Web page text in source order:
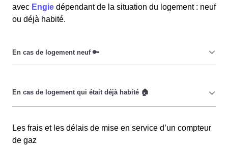
avec Engie dépendant de la situation du logement : neuf
ou déjà habité.
Teillacois doivent tout d’abordraccorder
leur logement
Il convient de contacterGRDF pour connecter sa maison
à Teillay au réseau de gaz naturel (gaz de ville). Le délai
nompar la souscription à un contrat d’énergie auprès
Les frais et les délais de mise en service d’un compteur
de gaz